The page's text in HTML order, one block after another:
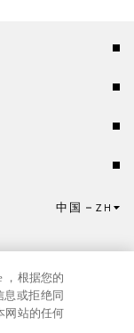
中国 ZH
，根据您的
或拒绝同
网站的任何